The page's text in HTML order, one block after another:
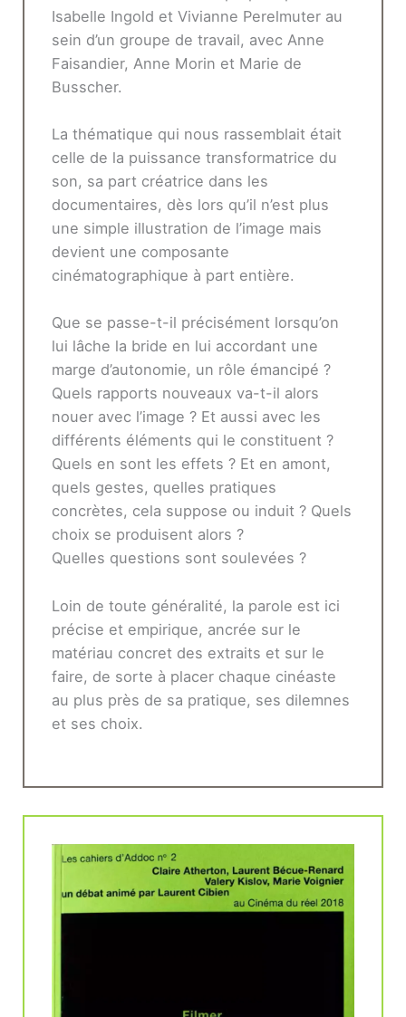
Isabelle Ingold et Vivianne Perelmuter au
sein d’un groupe de travail, avec Anne
Faisandier, Anne Morin et Marie de
Busscher.
La thématique qui nous rassemblait était
celle de la puissance transformatrice du
son, sa part créatrice dans les
documentaires, dès lors qu’il n’est plus
une simple illustration de l’image mais
devient une composante
cinématographique à part entière.
Que se passe-t-il précisément lorsqu’on
lui lâche la bride en lui accordant une
marge d’autonomie, un rôle émancipé ?
Quels rapports nouveaux va-t-il alors
nouer avec l’image ? Et aussi avec les
différents éléments qui le constituent ?
Quels en sont les effets ? Et en amont,
quels gestes, quelles pratiques
concrètes, cela suppose ou induit ? Quels
choix se produisent alors ?
Quelles questions sont soulevées ?
Loin de toute généralité, la parole est ici
précise et empirique, ancrée sur le
matériau concret des extraits et sur le
faire, de sorte à placer chaque cinéaste
au plus près de sa pratique, ses dilemnes
et ses choix.